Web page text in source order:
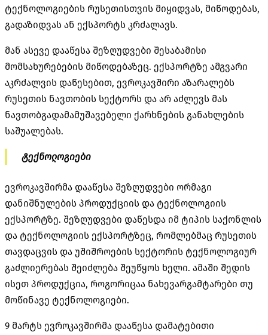
ტექნოლოგიების რუსეთისთვის მიყიდვას, მიწოდებას,
გადაზიდვას ან ექსპორტს კრძალავს.
მან ასევე დააწესა შეზღუდვები შესაბამისი
მომსახურებების მიწოდებაზეც. ექსპორტზე ამგვარი
აკრძალვის დაწესებით, ევროკავშირი აზარალებს
რუსეთის ნავთობის სექტორს და არ აძლევს მას
ნავთობგადამამუშავებელი ქარხნების განახლების
საშუალებას.
ტექნოლოგიები
ევროკავშირმა დააწესა შეზღუდვები ორმაგი
დანიშნულების პროდუქციის და ტექნოლოგიის
ექსპორტზე. შეზღუდვები დაწესდა იმ ტიპის საქონლის
და ტექნოლოგიის ექსპორტზეც, რომლებმაც რუსეთის
თავდაცვის და უშიშროების სექტორის ტექნოლოგიურ
გაძლიერებას შეიძლება შეუწყოს ხელი. ამაში შედის
ისეთ პროდუქცია, როგორიცაა ნახევარგამტარები თუ
მოწინავე ტექნოლოგიები.
9 მარტს ევროკავშირმა დააწესა დამატებითი